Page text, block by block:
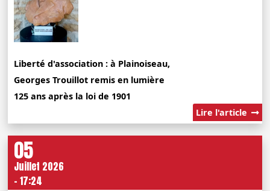
Liberté d'association : à Plainoiseau,
Georges Trouillot remis en lumière
125 ans après la loi de 1901
Lire l'article
05
Juillet 2026
- 17:24